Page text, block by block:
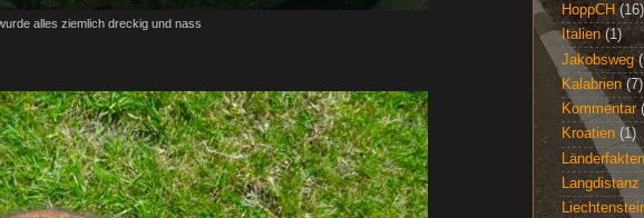
alles ziemlich dreckig und nass
HoppCH (16)
Italien (1)
Jakobsweg
Kalabrien (7)
Kommentar
Kroatien (1)
Länderfakten
Langdistanz